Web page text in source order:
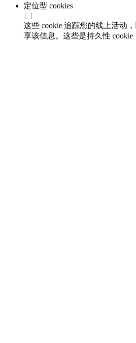
定位型 cookies
这些 cookie 追踪您的线上活动
享该信息。这些是持久性